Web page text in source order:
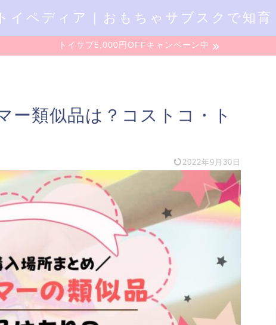
イペディア｜おもちゃサブスクで知育
トイサブ5,000円OFFキャンペーン中
ー類似品は？コストコ・ト
2022年9月30日